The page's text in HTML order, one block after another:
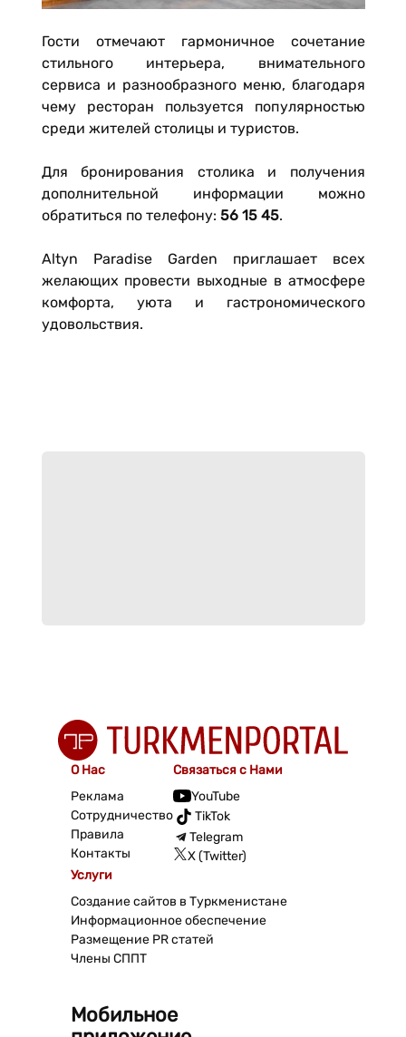
Гости отмечают гармоничное сочетание
стильного интерьера, внимательного
сервиса и разнообразного меню, благодаря
чему ресторан пользуется популярностью
среди жителей столицы и туристов.
Для бронирования столика и получения
дополнительной информации можно
обратиться по телефону: 56 15 45.
Altyn Paradise Garden приглашает всех
желающих провести выходные в атмосфере
комфорта, уюта и гастрономического
удовольствия.
О Нас
Реклама
Сотрудничество
Правила
Контакты
Связаться с Нами
YouTube
TikTok
Telegram
X (Twitter)
Услуги
Создание сайтов в Туркменистане
Информационное обеспечение
Размещение PR статей
Члены СППТ
Мобильное